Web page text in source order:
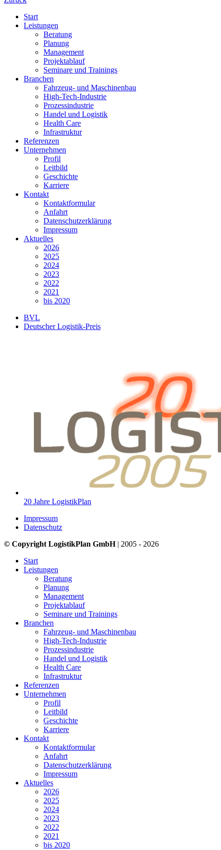
Start
Leistungen
Beratung
Planung
Management
Projektablauf
Seminare und Trainings
Branchen
Fahrzeug- und Maschinenbau
High-Tech-Industrie
Prozessindustrie
Handel und Logistik
Health Care
Infrastruktur
Referenzen
Unternehmen
Profil
Leitbild
Geschichte
Karriere
Kontakt
Kontaktformular
Anfahrt
Datenschutzerklärung
Impressum
Aktuelles
2026
2025
2024
2023
2022
2021
bis 2020
BVL
Deutscher Logistik-Preis
20 Jahre LogistikPlan
Impressum
Datenschutz
© Copyright LogistikPlan GmbH| 2005 - 2026
Start
Leistungen
Beratung
Planung
Management
Projektablauf
Seminare und Trainings
Branchen
Fahrzeug- und Maschinenbau
High-Tech-Industrie
Prozessindustrie
Handel und Logistik
Health Care
Infrastruktur
Referenzen
Unternehmen
Profil
Leitbild
Geschichte
Karriere
Kontakt
Kontaktformular
Anfahrt
Datenschutzerklärung
Impressum
Aktuelles
2026
2025
2024
2023
2022
2021
bis 2020